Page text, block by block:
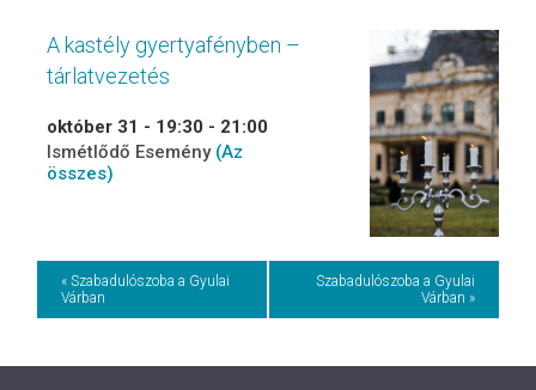
A kastély gyertyafényben –
tárlatvezetés
október 31 - 19:30 - 21:00
Ismétlődő Esemény (Az
összes)
Event
Navigation
« Szabadulószoba a Gyulai
Várban
Szabadulószoba a Gyulai
Várban »